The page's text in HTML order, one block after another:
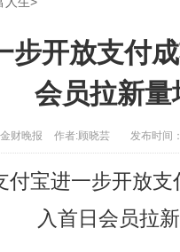
步开放支付
会员拉新
财晚报 作者:顾晓芸 发布时间